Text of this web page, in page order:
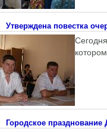
Утверждена повестка
Городское